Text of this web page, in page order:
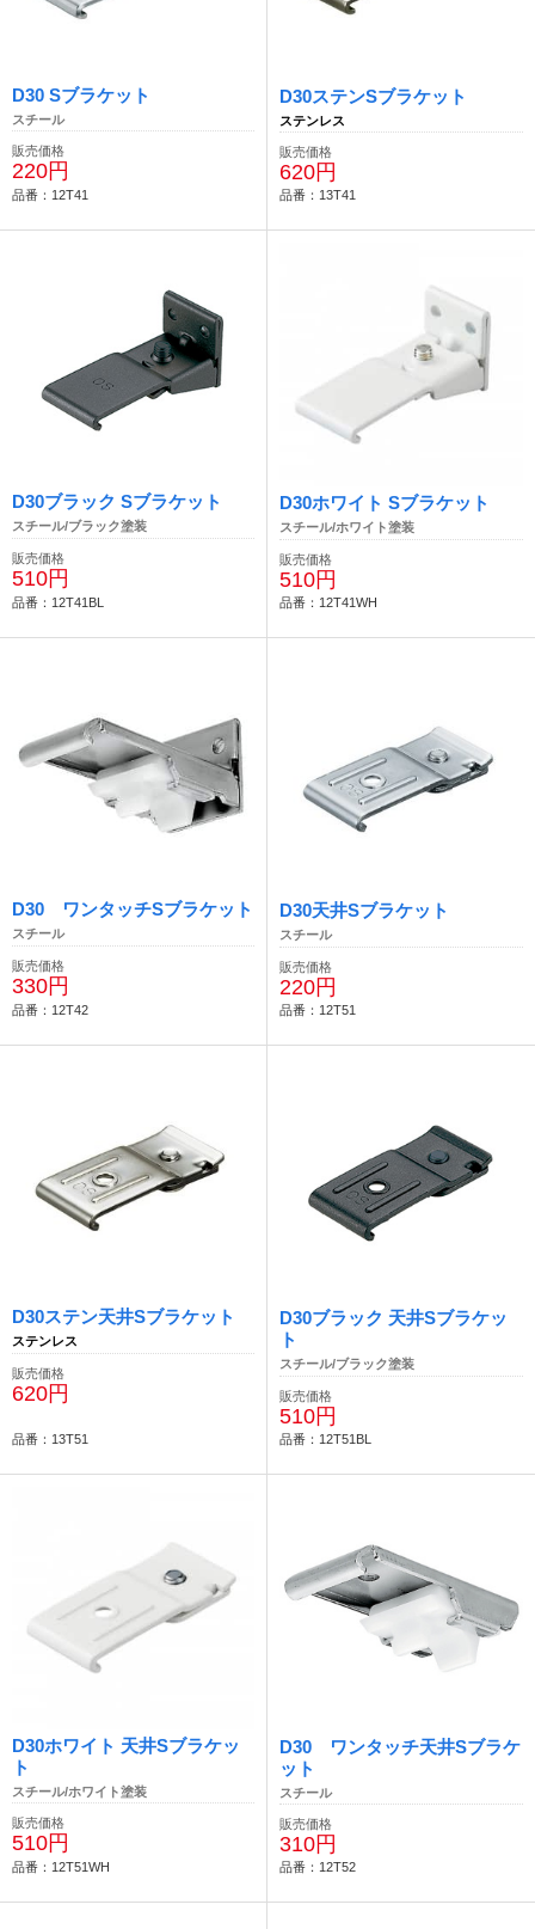
D30 Sブラケット
スチール
販売価格
220円
品番：12T41
D30ステンSブラケット
ステンレス
販売価格
620円
品番：13T41
D30ブラック Sブラケット
スチール/ブラック塗装
販売価格
510円
品番：12T41BL
D30ホワイト Sブラケット
スチール/ホワイト塗装
販売価格
510円
品番：12T41WH
D30 ワンタッチSブラケット
スチール
販売価格
330円
品番：12T42
D30天井Sブラケット
スチール
販売価格
220円
品番：12T51
D30ステン天井Sブラケット
ステンレス
販売価格
620円
品番：13T51
D30ブラック 天井Sブラケッ
ト
スチール/ブラック塗装
販売価格
510円
品番：12T51BL
D30ホワイト 天井Sブラケッ
ト
スチール/ホワイト塗装
販売価格
510円
品番：12T51WH
D30 ワンタッチ天井Sブラケ
ット
スチール
販売価格
310円
品番：12T52